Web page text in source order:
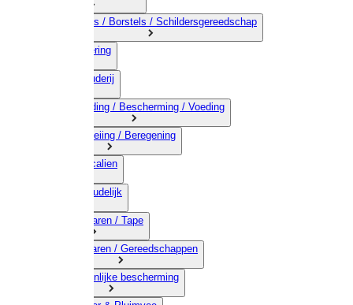
02) Bezems / Borstels / Schildersgereedschap
03) Afrastering
04) Veehouderij
05) Bestrijding / Bescherming / Voeding
06) Besproeiing / Beregening
07) Chemicalien
08) Huishoudelijk
09) Touwwaren / Tape
10) IJzerwaren / Gereedschappen
11) Persoonlijke bescherming